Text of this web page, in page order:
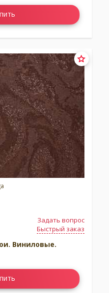
Задать вопрос
Быстрый заказ
Виниловые.